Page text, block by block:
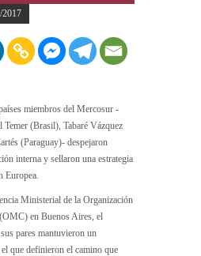
2017
miembros del Mercosur -
(Brasil), Tabaré Vázquez
(Paraguay)- despejaron
interna y sellaron una estrategia
Europea.
Ministerial de la Organización
en Buenos Aires, el
pares mantuvieron un
que definieron el camino que